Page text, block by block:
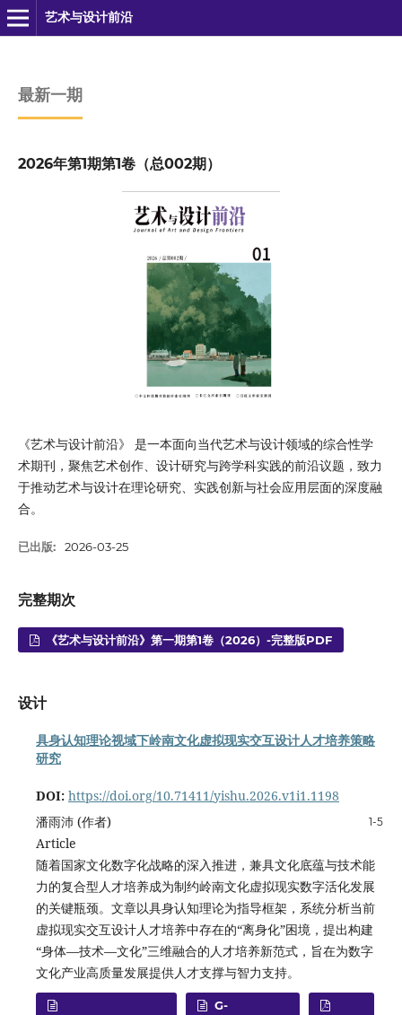
艺术与设计前沿
最新一期
2026年第1期第1卷（总002期）
《艺术与设计前沿》 是一本面向当代艺术与设计领域的综合性学
术期刊，聚焦艺术创作、设计研究与跨学科实践的前沿议题，致力
于推动艺术与设计在理论研究、实践创新与社会应用层面的深度融
合。
已出版: 2026-03-25
完整期次
《艺术与设计前沿》第一期第1卷（2026）-完整版PDF
设计
具身认知理论视域下岭南文化虚拟现实交互设计人才培养策略
研究
DOI: https://doi.org/10.71411/yishu.2026.v1i1.1198
1-5
潘雨沛 (作者)
Article
随着国家文化数字化战略的深入推进，兼具文化底蕴与技术能
力的复合型人才培养成为制约岭南文化虚拟现实数字活化发展
的关键瓶颈。文章以具身认知理论为指导框架，系统分析当前
虚拟现实交互设计人才培养中存在的“离身化”困境，提出构建
“身体—技术—文化”三维融合的人才培养新范式，旨在为数字
文化产业高质量发展提供人才支撑与智力支持。
G-